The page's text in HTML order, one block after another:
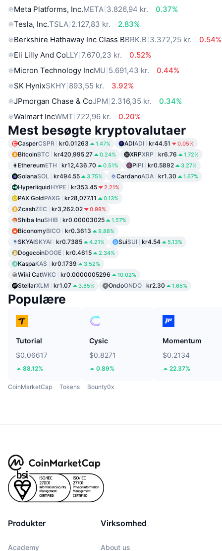
Meta Platforms, Inc.META 3.826,94 kr.
0.37%
Tesla, Inc.TSLA 2.127,83 kr.
2.83%
Berkshire Hathaway Inc Class BBRK.B 3.372,25 kr.
0.54%
Eli Lilly And CoLLY 7.670,23 kr.
0.52%
Micron Technology IncMU 5.691,43 kr.
0.44%
SK HynixSKHY 893,55 kr.
3.92%
JPmorgan Chase & CoJPM 2.316,35 kr.
0.34%
Walmart IncWMT 722,96 kr. 0.20%
Mest besøgte kryptovalutaer
CasperCSPR kr0.01263 1.47% ADIADI kr44.51 0.05%
BitcoinBTC kr420,995.27 0.24% XRPXRP kr6.76 1.72%
EthereumETH kr12,436.70 0.51% PiPI kr0.5892 3.27%
SolanaSOL kr494.55 3.75% CardanoADA kr1.30 1.67%
HyperliquidHYPE kr353.45 2.21%
PAX GoldPAXG kr28,077.11 0.13%
ZcashZEC kr3,262.02 0.98%
Shiba InuSHIB kr0.00003025 1.57%
BiconomyBICO kr0.3613 9.88%
SKYAISKYAI kr0.7385 4.21% SuiSUI kr4.54 5.13%
DogecoinDOGE kr0.4615 2.34%
KaspaKAS kr0.1739 3.52%
Wiki CatWKC kr0.0000005296 10.02%
StellarXLM kr1.07 3.85% OndoONDO kr2.30 1.65%
Populære
Tutorial
$0.06617
88.12%
Cysic
$0.8271
0.89%
Momentum
$0.2134
22.37%
CoinMarketCap Tokens Bounty0x
Produkter
Academy
Virksomhed
About us